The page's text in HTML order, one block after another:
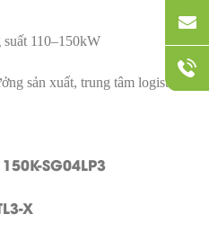
110–150kW
sản xuất, trung tâm logistics
SG04LP3
X